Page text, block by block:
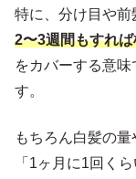
特に、分け目や前
2〜3週間もすれ
をカバーする意
す。
もちろん白髪の量
「1ヶ月に1回く